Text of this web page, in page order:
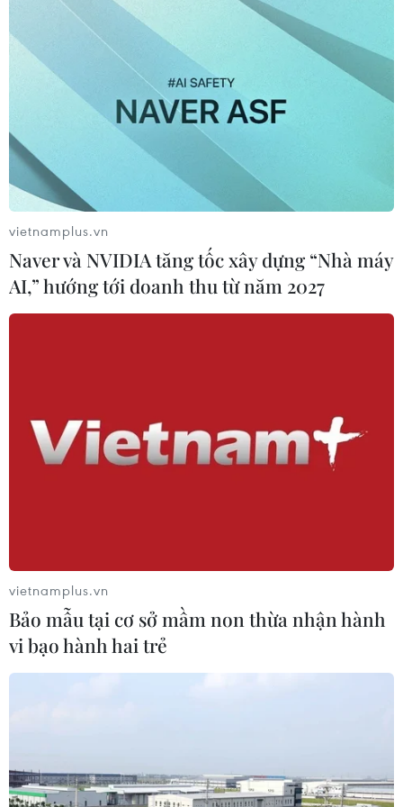
Thời tiết ngày 7/8: Bắc Bộ và Bắc
Trung Bộ giảm mưa về đêm, cục bộ
có mưa to
06/08/2026 23:15
Kế hoạch hành động phòng, chống
bão, lũ, thiên tai cực đoan và biến đổi
khí hậu
06/08/2026 23:00
Mưa lớn gây ngập lụt, chia cắt nhiều
khu vực ở Nghệ An
phá rừng, lấn chiếm đất rừng
06/08/2026 12:36
Nghệ An
06/08/2026 10:23
Mưa lớn kéo dài gây nhiều thiệt hại
Bất cập việc ngừng giao khoán quản
vietnamplus.vn
Naver và NVIDIA tăng tốc xây dựng “Nhà máy
AI,” hướng tới doanh thu từ năm 2027
vietnamplus.vn
Bảo mẫu tại cơ sở mầm non thừa nhận hành
vi bạo hành hai trẻ